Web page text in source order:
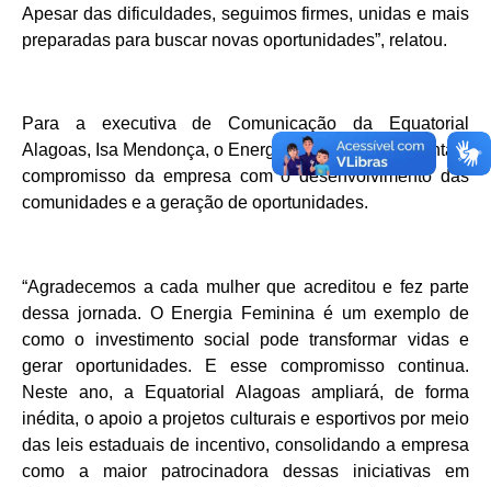
Apesar das dificuldades, seguimos firmes, unidas e mais
preparadas para buscar novas oportunidades”, relatou.
Para a executiva de Comunicação da Equatorial
Alagoas, Isa Mendonça, o Energia Feminina representa o
compromisso da empresa com o desenvolvimento das
comunidades e a geração de oportunidades.
“Agradecemos a cada mulher que acreditou e fez parte
dessa jornada. O Energia Feminina é um exemplo de
como o investimento social pode transformar vidas e
gerar oportunidades. E esse compromisso continua.
Neste ano, a Equatorial Alagoas ampliará, de forma
inédita, o apoio a projetos culturais e esportivos por meio
das leis estaduais de incentivo, consolidando a empresa
como a maior patrocinadora dessas iniciativas em